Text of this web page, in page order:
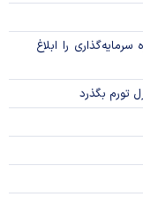
را ابلاغ
تورم بگذرد